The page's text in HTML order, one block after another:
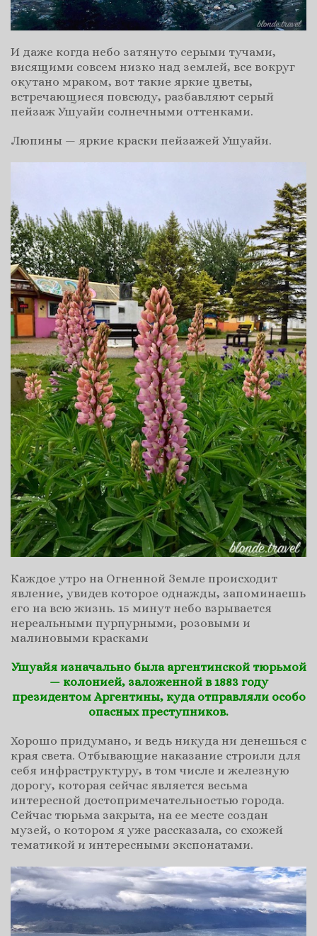
И даже когда небо затянуто серыми тучами,
висящими совсем низко над землей, все вокруг
окутано мраком, вот такие яркие цветы,
встречающиеся повсюду, разбавляют серый
пейзаж Ушуайи солнечными оттенками.
Люпины — яркие краски пейзажей Ушуайи.
Каждое утро на Огненной Земле происходит
явление, увидев которое однажды, запоминаешь
его на всю жизнь. 15 минут небо взрывается
нереальными пурпурными, розовыми и
малиновыми красками
Ушуайя изначально была аргентинской тюрьмой
— колонией, заложенной в 1883 году
президентом Аргентины, куда отправляли особо
опасных преступников.
Хорошо придумано, и ведь никуда ни денешься с
края света. Отбывающие наказание строили для
себя инфраструктуру, в том числе и железную
дорогу, которая сейчас является весьма
интересной достопримечательностью города.
Сейчас тюрьма закрыта, на ее месте создан
музей, о котором я уже рассказала, со схожей
тематикой и интересными экспонатами.